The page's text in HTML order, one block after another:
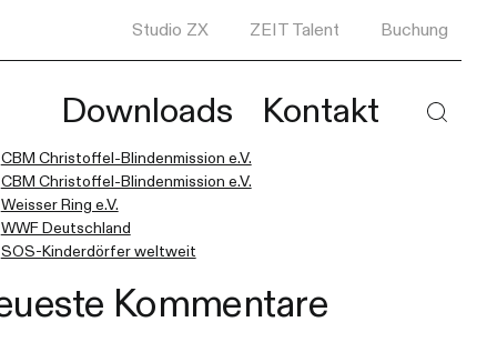
Studio ZX ZEIT Talent Buchung
Downloads Kontakt
die Ergebnisse der automatischen Vervollständigung verfügbar
Beiträge
CBM Christoffel-Blindenmission e.V.
CBM Christoffel-Blindenmission e.V.
Weisser Ring e.V.
WWF Deutschland
SOS-Kinderdörfer weltweit
Kommentare